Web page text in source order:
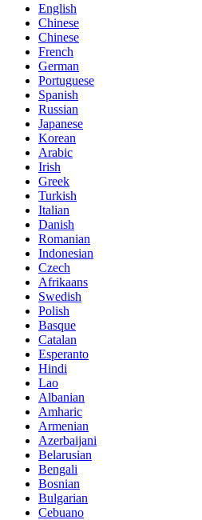
English
Chinese
Chinese
French
German
Portuguese
Spanish
Russian
Japanese
Korean
Arabic
Irish
Greek
Turkish
Italian
Danish
Romanian
Indonesian
Czech
Afrikaans
Swedish
Polish
Basque
Catalan
Esperanto
Hindi
Lao
Albanian
Amharic
Armenian
Azerbaijani
Belarusian
Bengali
Bosnian
Bulgarian
Cebuano